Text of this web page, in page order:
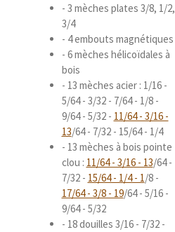
- 3 mèches plates 3/8, 1/2,
3/4
- 4 embouts magnétiques
- 6 mèches hélicoïdales à
bois
- 13 mèches acier : 1/16 -
5/64 - 3/32 - 7/64 - 1/8 -
9/64 - 5/32 - 11/64 - 3/16 -
13/64 - 7/32 - 15/64 - 1/4
- 13 mèches à bois pointe
clou : 11/64 - 3/16 - 13/64 -
7/32 - 15/64 - 1/4 - 1/8 -
17/64 - 3/8 - 19/64 - 5/16 -
9/64 - 5/32
- 18 douilles 3/16 - 7/32 -